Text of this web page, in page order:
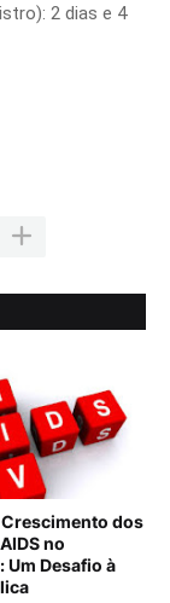
2 dias e 4
dos
no
Um Desafio à